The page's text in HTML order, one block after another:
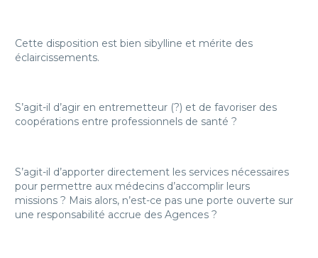
Cette disposition est bien sibylline et mérite des
éclaircissements.
S’agit-il d’agir en entremetteur (?) et de favoriser des
coopérations entre professionnels de santé ?
S’agit-il d’apporter directement les services nécessaires
pour permettre aux médecins d’accomplir leurs
missions ? Mais alors, n’est-ce pas une porte ouverte sur
une responsabilité accrue des Agences ?